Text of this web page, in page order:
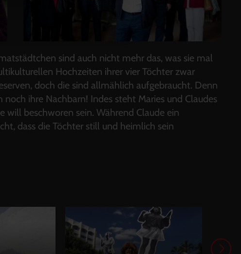
sind auch nicht mehr das, was sie mal
Hochzeiten ihrer vier Töchter zwar
doch die sind allmählich aufgebraucht. Denn
ihre Nachbarn! Indes steht Maries und Claudes
beschworen sein. Während Claude ein
dass die Töchter still und heimlich sein